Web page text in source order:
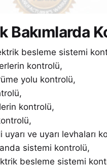
Bakımlarda
besleme sistemi
kontrolü,
yolu kontrolü,
kontrolü,
uyarı ve uyarı levhaları
sistemi kontrolü,
besleme sistemi